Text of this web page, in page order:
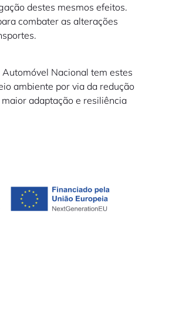
destes mesmos efeitos.
combater as alterações
Nacional tem estes
ambiente por via da redução
adaptação e resiliência